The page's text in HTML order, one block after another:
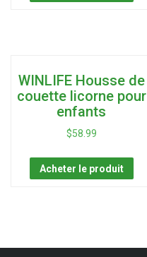
WINLIFE Housse de
couette licorne pour
enfants
$58.99
Acheter le produit